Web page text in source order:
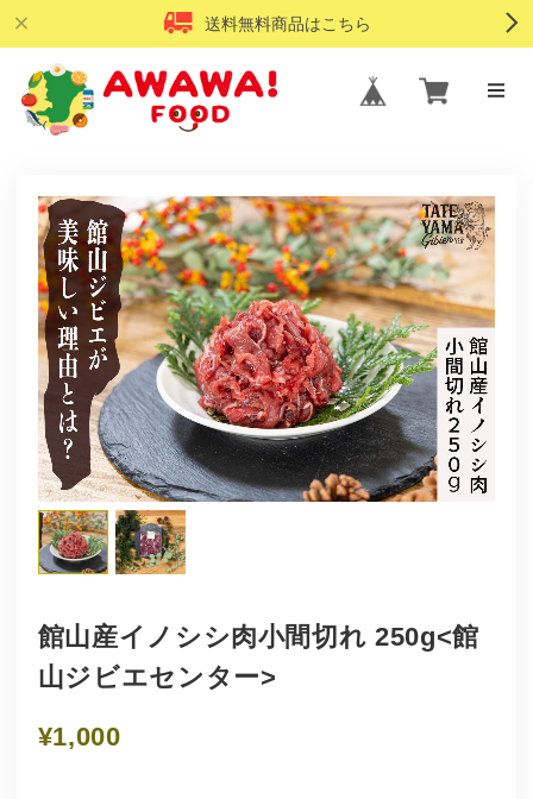
送料無料商品はこちら
館山産イノシシ肉小間切れ 250g<館
山ジビエセンター>
¥1,000